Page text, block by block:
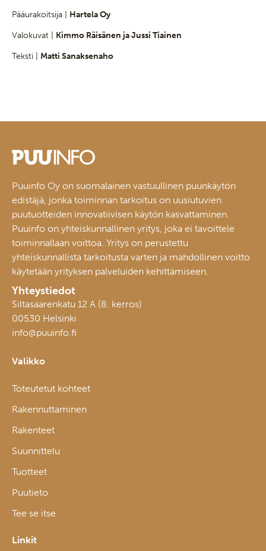
Pääurakoitsija | Hartela Oy
Valokuvat | Kimmo Räisänen ja Jussi Tiainen
Teksti | Matti Sanaksenaho
Puuinfo Oy on suomalainen vastuullinen puunkäytön
edistäjä, jonka toiminnan tarkoitus on uusiutuvien
puutuotteiden innovatiivisen käytön kasvattaminen.
Puuinfo on yhteiskunnallinen yritys, joka ei tavoittele
toiminnallaan voittoa. Yritys on perustettu
yhteiskunnallista tarkoitusta varten ja mahdollinen voitto
käytetään yrityksen palveluiden kehittämiseen.
Yhteystiedot
Siltasaarenkatu 12 A (8. kerros)
00530 Helsinki
info@puuinfo.fi
Valikko
Toteutetut kohteet
Rakennuttaminen
Rakenteet
Suunnittelu
Tuotteet
Puutieto
Tee se itse
Linkit